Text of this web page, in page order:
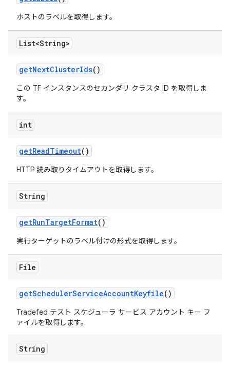
ホストのラベルを取得します。
List<String>
getNextClusterIds()
この TF インスタンスのセカンダリ クラスタ ID を取得しま
す。
int
getReadTimeout()
HTTP 読み取りタイムアウトを取得します。
String
getRunTargetFormat()
実行ターゲットのラベル付けの形式を取得します。
File
getSchedulerServiceAccountKeyfile()
Tradefed テスト スケジューラ サービス アカウント キー フ
ァイルを取得します。
String